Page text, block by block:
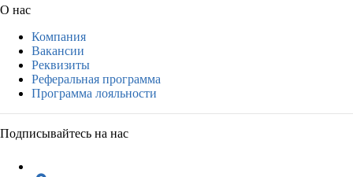
О нас
Компания
Вакансии
Реквизиты
Реферальная программа
Программа лояльности
Подписывайтесь на нас